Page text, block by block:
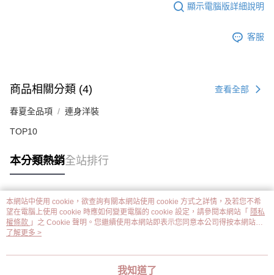
顯示電腦版詳細說明
客服
商品相關分類 (4) 查看全部
春夏全品項 連身洋裝
TOP10
本分類熱銷全站排行
熱門標籤
本網站中使用 cookie，欲查詢有關本網站使用 cookie 方式之詳情，及若您不希
望在電腦上使用 cookie 時應如何變更電腦的 cookie 設定，請參閱本網站「 隱私
權條款 」之 Cookie 聲明。您繼續使用本網站即表示您同意本公司得按本網站使
用條款之 Cookie 聲明使用 cookie。
了解更多 >
我知道了